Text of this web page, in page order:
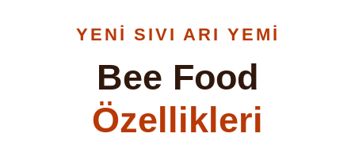
YENI SIVI ARI YEMI
Bee Food
Özellikleri